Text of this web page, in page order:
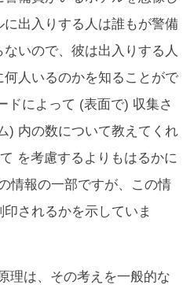
出入りする人は誰もが警備
いので、彼は出入りする人
人いるのかを知ることがで
ドによって (表面で) 収集さ
) 内の数について教えてくれ
を考慮するよりもはるかに
情報の一部ですが、この情
されるかを示していま
理は、その考えを一般的な